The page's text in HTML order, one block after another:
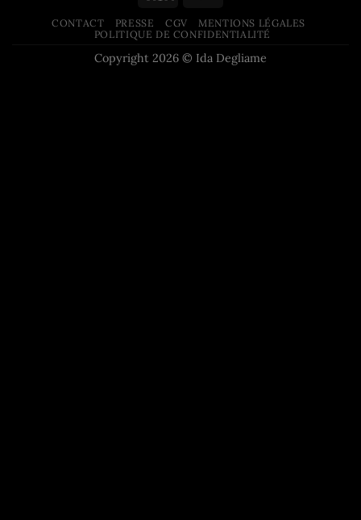
CONTACT PRESSE CGV
MENTIONS LÉGALES
POLITIQUE DE CONFIDENTIALITÉ
Copyright 2026 © Ida Degliame